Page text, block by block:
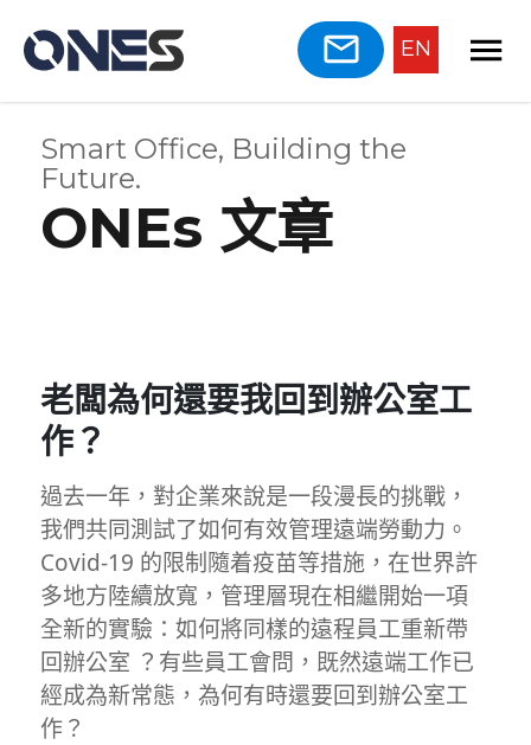
EN
Smart Office, Building the
Future.
ONEs 文章
老闆為何還要我回到辦公室工
作？
過去一年，對企業來說是一段漫長的挑戰，
我們共同測試了如何有效管理遠端勞動力。
Covid-19 的限制隨着疫苗等措施，在世界許
多地方陸續放寬，管理層現在相繼開始一項
全新的實驗：如何將同樣的遠程員工重新帶
回辦公室 ？有些員工會問，既然遠端工作已
經成為新常態，為何有時還要回到辦公室工
作？